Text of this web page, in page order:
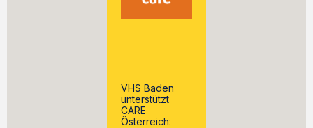
VHS Baden
unterstützt
CARE
Österreich: